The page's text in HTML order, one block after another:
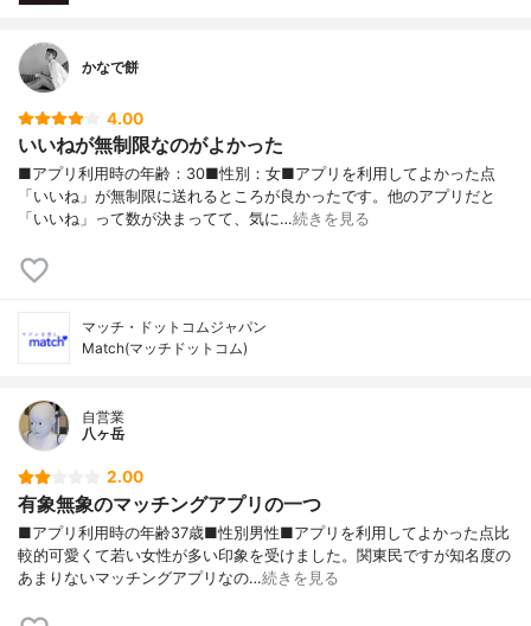
かなで餅
4.00
いいねが無制限なのがよかった
■アプリ利用時の年齢：30■性別：女■アプリを利用してよかった点
「いいね」が無制限に送れるところが良かったです。他のアプリだと
「いいね」って数が決まってて、気に…続きを見る
マッチ・ドットコムジャパン
Match(マッチドットコム)
自営業
八ヶ岳
2.00
有象無象のマッチングアプリの一つ
■アプリ利用時の年齢37歳■性別男性■アプリを利用してよかった点比
較的可愛くて若い女性が多い印象を受けました。関東民ですが知名度の
あまりないマッチングアプリなの…続きを見る